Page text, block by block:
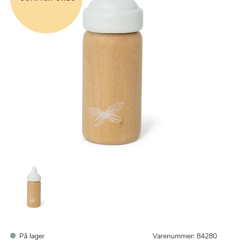
På lager Varenummer: 84280